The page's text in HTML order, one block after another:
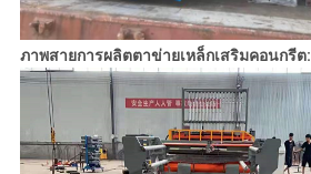
ภาพสายการผลิตตาข่ายเหล็กเสริมคอนกรีต: